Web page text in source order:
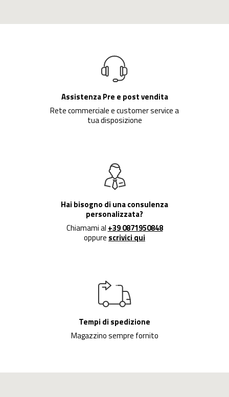
Assistenza Pre e post vendita
Rete commerciale e customer service a
tua disposizione
Hai bisogno di una consulenza
personalizzata?
Chiamami al +39 0871950848
oppure scrivici qui
Tempi di spedizione
Magazzino sempre fornito